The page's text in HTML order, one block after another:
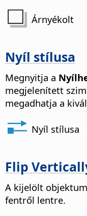
Árnyékolt
Nyíl stílusa
Megnyitja a
megjelenített
megadhatja a
Nyíl stílusa
Flip
A kijelölt
fentről lentre.